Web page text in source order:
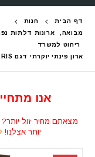
דף הבית
חנות
מבואה
ארונות דלתות
ריהוט למשרד
ארון פינתי יוקרתי דגם PARIS
אנו
מצאתם מחיר זול יותר?
יותר אצלנו!